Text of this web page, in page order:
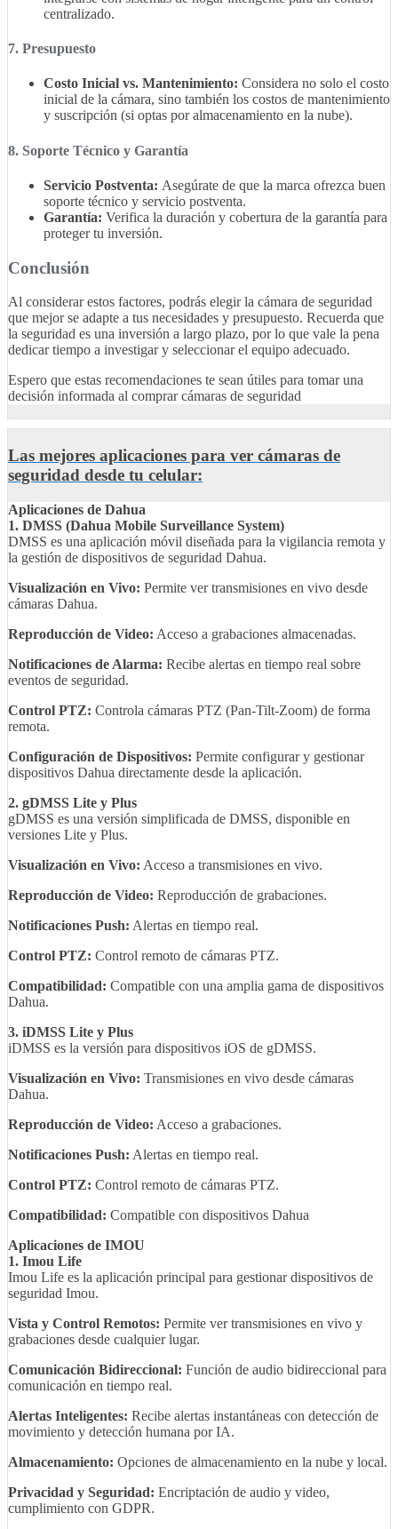
centralizado.
7. Presupuesto
Costo Inicial vs. Mantenimiento: Considera no solo el costo
inicial de la cámara, sino también los costos de mantenimiento
y suscripción (si optas por almacenamiento en la nube).
8. Soporte Técnico y Garantía
Servicio Postventa: Asegúrate de que la marca ofrezca buen
soporte técnico y servicio postventa.
Garantía: Verifica la duración y cobertura de la garantía para
proteger tu inversión.
Conclusión
Al considerar estos factores, podrás elegir la cámara de seguridad
que mejor se adapte a tus necesidades y presupuesto. Recuerda que
la seguridad es una inversión a largo plazo, por lo que vale la pena
dedicar tiempo a investigar y seleccionar el equipo adecuado.
Espero que estas recomendaciones te sean útiles para tomar una
decisión informada al comprar cámaras de seguridad
Las mejores aplicaciones para ver cámaras de
seguridad desde tu celular:
Aplicaciones de Dahua
1. DMSS (Dahua Mobile Surveillance System)
DMSS es una aplicación móvil diseñada para la vigilancia remota y
la gestión de dispositivos de seguridad Dahua.
Visualización en Vivo: Permite ver transmisiones en vivo desde
cámaras Dahua.
Reproducción de Video: Acceso a grabaciones almacenadas.
Notificaciones de Alarma: Recibe alertas en tiempo real sobre
eventos de seguridad.
Control PTZ: Controla cámaras PTZ (Pan-Tilt-Zoom) de forma
remota.
Configuración de Dispositivos: Permite configurar y gestionar
dispositivos Dahua directamente desde la aplicación.
2. gDMSS Lite y Plus
gDMSS es una versión simplificada de DMSS, disponible en
versiones Lite y Plus.
Visualización en Vivo: Acceso a transmisiones en vivo.
Reproducción de Video: Reproducción de grabaciones.
Notificaciones Push: Alertas en tiempo real.
Control PTZ: Control remoto de cámaras PTZ.
Compatibilidad: Compatible con una amplia gama de dispositivos
Dahua.
3. iDMSS Lite y Plus
iDMSS es la versión para dispositivos iOS de gDMSS.
Visualización en Vivo: Transmisiones en vivo desde cámaras
Dahua.
Reproducción de Video: Acceso a grabaciones.
Notificaciones Push: Alertas en tiempo real.
Control PTZ: Control remoto de cámaras PTZ.
Compatibilidad: Compatible con dispositivos Dahua
Aplicaciones de IMOU
1. Imou Life
Imou Life es la aplicación principal para gestionar dispositivos de
seguridad Imou.
Vista y Control Remotos: Permite ver transmisiones en vivo y
grabaciones desde cualquier lugar.
Comunicación Bidireccional: Función de audio bidireccional para
comunicación en tiempo real.
Alertas Inteligentes: Recibe alertas instantáneas con detección de
movimiento y detección humana por IA.
Almacenamiento: Opciones de almacenamiento en la nube y local.
Privacidad y Seguridad: Encriptación de audio y video,
cumplimiento con GDPR.